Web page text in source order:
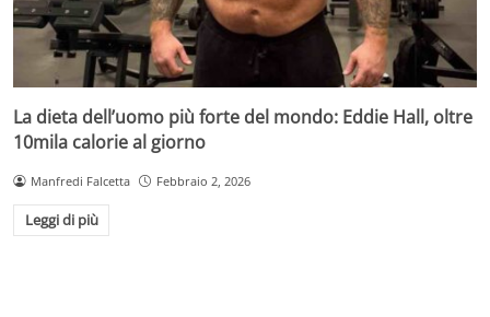
La dieta dell’uomo più forte del mondo: Eddie Hall, oltre
10mila calorie al giorno
Manfredi Falcetta Febbraio 2, 2026
Leggi di più